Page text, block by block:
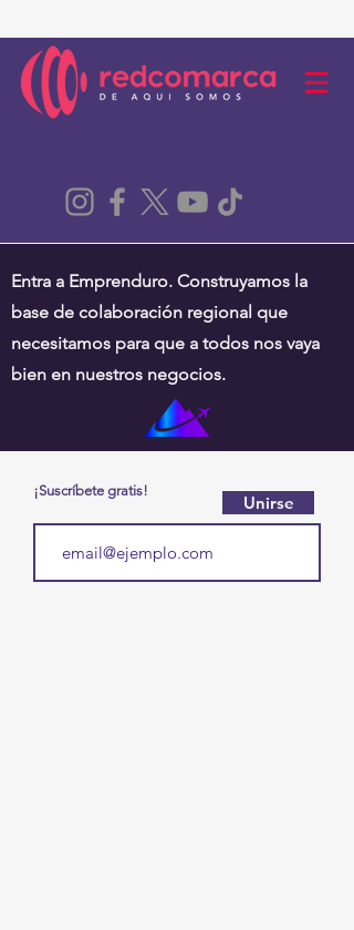
Entra a Emprenduro. Construyamos la
base de colaboración regional que
necesitamos para que a todos nos vaya
bien en nuestros negocios.
¡Suscríbete gratis!
Unirse